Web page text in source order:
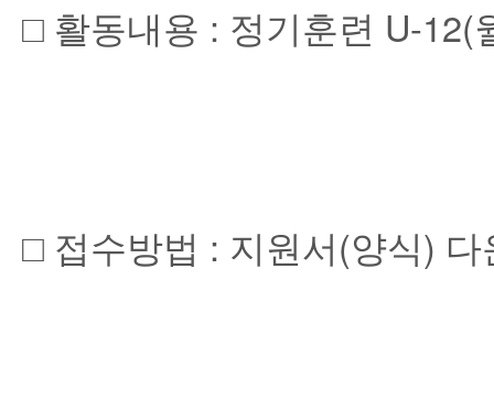
□ 활동내용 : 정기훈련 U-12(
□ 접수방법 : 지원서(양식)